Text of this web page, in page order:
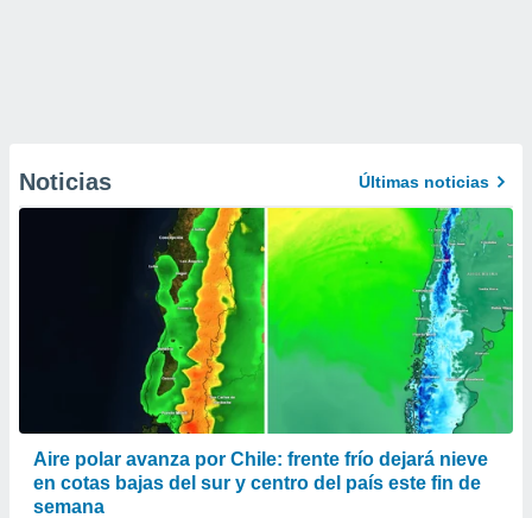
Noticias Últimas noticias
Aire polar avanza por Chile: frente frío dejará nieve
en cotas bajas del sur y centro del país este fin de
semana